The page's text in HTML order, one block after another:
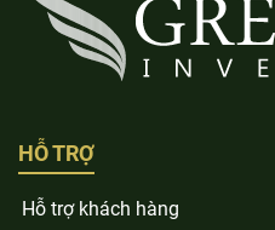
HỖ TRỢ
Hỗ trợ khách hàng